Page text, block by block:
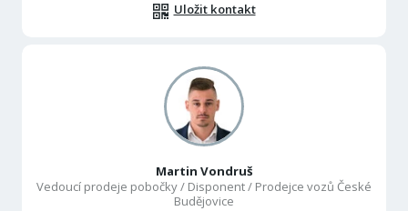
Uložit kontakt
Martin Vondruš
Vedoucí prodeje pobočky / Disponent / Prodejce vozů České
Budějovice